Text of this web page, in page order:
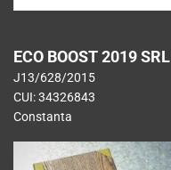
ECO BOOST 2019 SRL
J13/628/2015
CUI: 34326843
Constanta